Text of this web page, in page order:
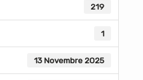
219
1
13 Novembre 2025